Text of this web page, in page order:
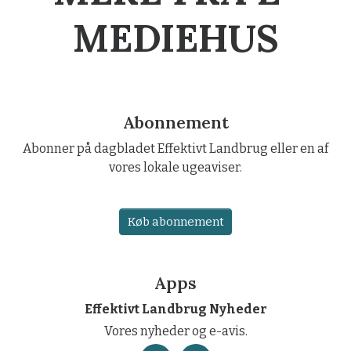
MEDIEHUS
Abonnement
Abonner på dagbladet Effektivt Landbrug eller en af
vores lokale ugeaviser.
Køb abonnement
Apps
Effektivt Landbrug Nyheder
Vores nyheder og e-avis.